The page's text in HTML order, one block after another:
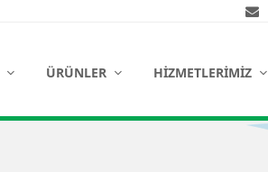
ÜRÜNLER HIZMETLERIMIZ